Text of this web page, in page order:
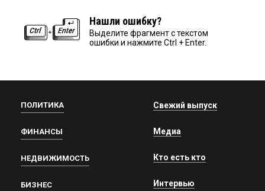
Нашли ошибку?
Выделите фрагмент с текстом
ошибки и нажмите Ctrl + Enter.
ПОЛИТИКА
ФИНАНСЫ
НЕДВИЖИМОСТЬ
БИЗНЕС
Свежий выпуск
Медиа
Кто есть кто
Интервью